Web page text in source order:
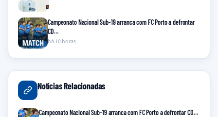
Campeonato Nacional Sub-19 arranca com FC Porto a defrontar
CD…
há 10 horas
Notícias Relacionadas
Campeonato Nacional Sub-19 arranca com FC Porto a defrontar CD…